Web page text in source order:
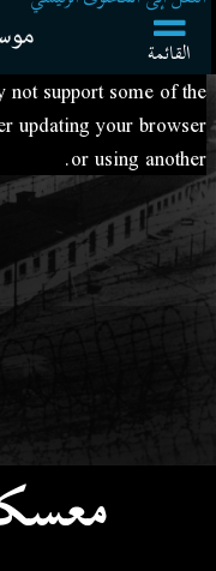
القائمة
support some of the
updating your browser
or using another.